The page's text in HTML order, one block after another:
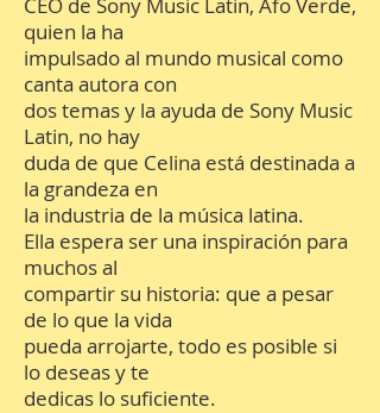
quien la ha
impulsado al mundo musical como
canta autora con
dos temas y la ayuda de Sony Music
Latin, no hay
duda de que Celina está destinada a
la grandeza en
la industria de la música latina.
Ella espera ser una inspiración para
muchos al
compartir su historia: que a pesar
de lo que la vida
pueda arrojarte, todo es posible si
lo deseas y te
dedicas lo suficiente.